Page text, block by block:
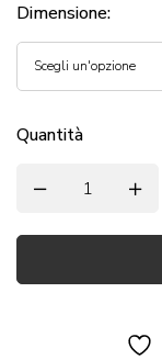
Dimensione:
Quantità